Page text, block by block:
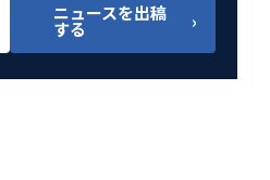
ニュースを出稿
する ›